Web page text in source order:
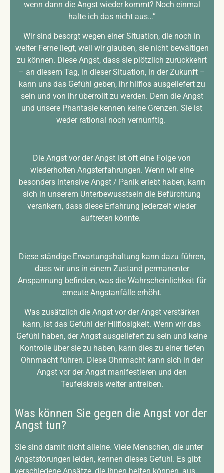
wenn dann die Angst wieder kommt? Noch einmal
halte ich das nicht aus…”
Wir sind besorgt wegen einer Situation, die noch in
weiter Ferne liegt, weil wir glauben, sie nicht bewältigen
zu können. Diese Angst, dass sie plötzlich zurückkehrt
– an diesem Tag, in dieser Situation, in der Zukunft –
kann uns das Gefühl geben, ihr hilflos ausgeliefert zu
sein und von ihr überrollt zu werden. Denn die Angst
und unsere Phantasie kennen keine Grenzen. Sie ist
weder rational noch vernünftig.
Die Angst vor der Angst ist oft eine Folge von
wiederholten Angsterfahrungen. Wenn wir eine
besonders intensive Angst / Panik erlebt haben, kann
sich in unserem Unterbewusstsein die Befürchtung
verankern, dass diese Erfahrung jederzeit wieder
auftreten könnte.
Diese ständige Erwartungshaltung kann dazu führen,
dass wir uns in einem Zustand permanenter
Anspannung befinden, was die Wahrscheinlichkeit für
erneute Angstanfälle erhöht.
Was zusätzlich die Angst vor der Angst verstärken
kann, ist das Gefühl der Hilflosigkeit. Wenn wir das
Gefühl haben, der Angst ausgeliefert zu sein und keine
Kontrolle über sie zu haben, kann dies zu einer tiefen
Ohnmacht führen. Diese Ohnmacht kann sich in der
Angst vor der Angst manifestieren und den
Teufelskreis weiter antreiben.
Was können Sie gegen die Angst vor der
Angst tun?
Sie sind damit nicht alleine. Viele Menschen, die unter
Angststörungen leiden, kennen dieses Gefühl. Es gibt